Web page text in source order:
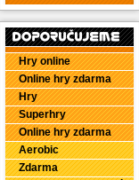
Hry online
Online hry zdarma
Hry
Superhry
Online hry zdarma
Aerobic
Zdarma